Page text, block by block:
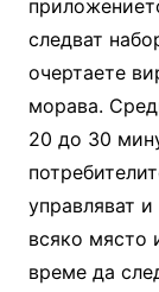
следват
очертаете
морава.
20 до 30
управляват
всяко място
време да